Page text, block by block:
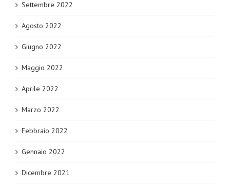
Settembre 2022
Agosto 2022
Giugno 2022
Maggio 2022
Aprile 2022
Marzo 2022
Febbraio 2022
Gennaio 2022
Dicembre 2021